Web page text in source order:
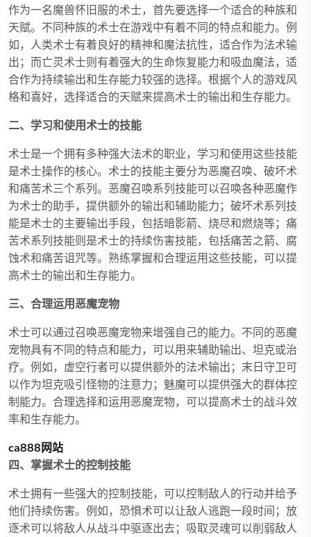
作为一名魔兽怀旧服的术士，首先要选择一个适合的种族和
天赋。不同种族的术士在游戏中有着不同的特点和能力。例
如，人类术士有着良好的精神和魔法抗性，适合作为法术输
出；而亡灵术士则有着强大的生命恢复能力和吸血魔法，适
合作为持续输出和生存能力较强的选择。根据个人的游戏风
格和喜好，选择适合的天赋来提高术士的输出和生存能力。
二、学习和使用术士的技能
术士是一个拥有多种强大法术的职业，学习和使用这些技能
是术士操作的核心。术士的技能主要分为恶魔召唤、破坏术
和痛苦术三个系列。恶魔召唤系列技能可以召唤各种恶魔作
为术士的助手，提供额外的输出和辅助能力；破坏术系列技
能是术士的主要输出手段，包括暗影箭、烧尽和燃烧等；痛
苦术系列技能则是术士的持续伤害技能，包括痛苦之箭、腐
蚀术和痛苦诅咒等。熟练掌握和合理运用这些技能，可以提
高术士的输出和生存能力。
三、合理运用恶魔宠物
术士可以通过召唤恶魔宠物来增强自己的能力。不同的恶魔
宠物具有不同的特点和能力，可以用来辅助输出、坦克或治
疗。例如，虚空行者可以提供额外的法术输出；末日守卫可
以作为坦克吸引怪物的注意力；魅魔可以提供强大的群体控
制能力。合理选择和运用恶魔宠物，可以提高术士的战斗效
率和生存能力。
ca888网站
四、掌握术士的控制技能
术士拥有一些强大的控制技能，可以控制敌人的行动并给予
他们持续伤害。例如，恐惧术可以让敌人逃跑一段时间；放
逐术可以将敌人从战斗中驱逐出去；吸取灵魂可以削弱敌人